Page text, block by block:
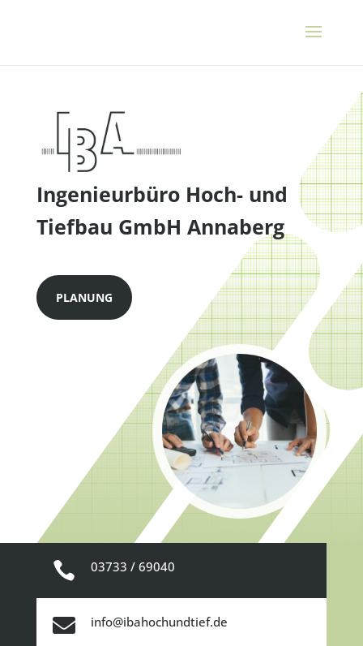
Ingenieurbüro Hoch- und
Tiefbau GmbH Annaberg
PLANUNG
 03733 / 69040
 info@ibahochundtief.de